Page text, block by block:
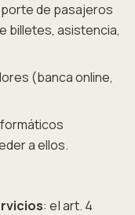
de pasajeros
billetes, asistencia,
(banca online,
a ellos.
: el art. 4